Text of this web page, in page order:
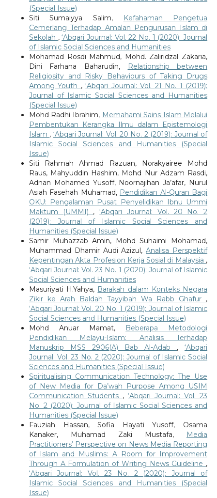
(Special Issue)
Siti Sumaiyya Salim,
Kefahaman Pengetua
Cemerlang Terhadap Amalan Pengurusan Islam di
Sekolah ,‘Abqari Journal: Vol. 22 No. 1 (2020): Journal
of Islamic Social Sciences and Humanities
Mohamad Rosdi Mahmud, Mohd. Zaliridzal Zakaria,
Dini Farhana Baharudin,
Relationship between
Religiosity and Risky Behaviours of Taking Drugs
Among Youth ,‘Abqari Journal: Vol. 21 No. 1 (2019):
Journal of Islamic Social Sciences and Humanities
(Special Issue)
Mohd Radhi Ibrahim, Memahami Sains Islam Melalui
Pembentukan Kerangka Ilmu dalam Epistemologi
Islam , ‘Abqari Journal: Vol. 20 No. 2 (2019): Journal of
Islamic Social Sciences and Humanities (Special
Issue)
Siti Rahmah Ahmad Razuan, Norakyairee Mohd
Raus, Mahyuddin Hashim, Mohd Nur Adzam Rasdi,
Adnan Mohamed Yusoff, Noornajihan Ja’afar, Nurul
Asiah Fasehah Muhamad, Pendidikan Al-Quran Bagi
OKU: Pengalaman Pusat Penyelidikan Ibnu Ummi
Maktum (UMMI) ,‘Abqari Journal: Vol. 20 No. 2
(2019): Journal of Islamic Social Sciences and
Humanities (Special Issue)
Samir Muhazzab Amin, Mohd Suhaimi Mohamad,
Muhammad Dhamir Audi Azizul,Analisa Perspektif
Kepentingan Akta Profesion Kerja Sosial di Malaysia ,
‘Abqari Journal: Vol. 23 No. 1 (2020): Journal of Islamic
Social Sciences and Humanities
Masuriyati H.Yahya, Barakah dalam Konteks Negara
Zikir ke Arah Baldah Tayyibah Wa Rabb Ghafur ,
‘Abqari Journal: Vol. 20 No. 1 (2019): Journal of Islamic
Social Sciences and Humanities (Special Issue)
Mohd Anuar Mamat,
Beberapa Metodologi
Pendidikan Melayu-Islam: Analisis Terhadap
Manuskrip MSS 2906(A) Bab Al-Adab ,‘Abqari
Journal: Vol. 23 No. 2 (2020): Journal of Islamic Social
Sciences and Humanities (Special Issue)
Spiritualising Communication Technology: The Use
of New Media for Da’wah Purpose Among USIM
Communication Students ,‘Abqari Journal: Vol. 23
No. 2 (2020): Journal of Islamic Social Sciences and
Humanities (Special Issue)
Fauziah Hassan, Sofia Hayati Yusoff, Osama
Kanaker, Muhamad Zaki Mustafa,
Media
Practitioners’ Perspective on News Media Reporting
of Islam and Muslims: A Room for Improvement
Through A Formulation of Writing News Guideline ,
‘Abqari Journal: Vol. 23 No. 2 (2020): Journal of
Islamic Social Sciences and Humanities (Special
Issue)